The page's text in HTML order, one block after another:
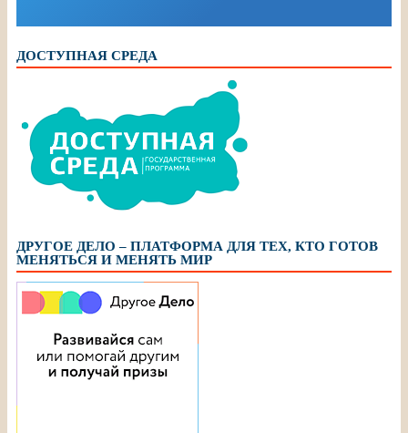
ДОСТУПНАЯ СРЕДА
ДРУГОЕ ДЕЛО – ПЛАТФОРМА ДЛЯ ТЕХ, КТО ГОТОВ
МЕНЯТЬСЯ И МЕНЯТЬ МИР